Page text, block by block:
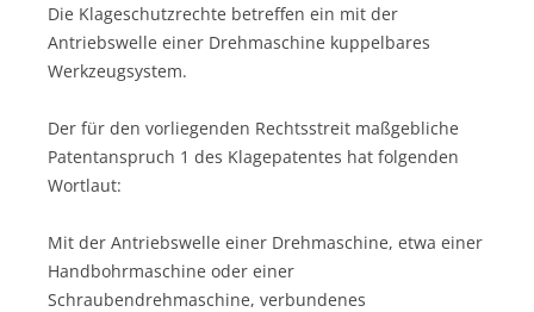
Die Klageschutzrechte betreffen ein mit der
Antriebswelle einer Drehmaschine kuppelbares
Werkzeugsystem.
Der für den vorliegenden Rechtsstreit maßgebliche
Patentanspruch 1 des Klagepatentes hat folgenden
Wortlaut:
Mit der Antriebswelle einer Drehmaschine, etwa einer
Handbohrmaschine oder einer
Schraubendrehmaschine, verbundenes